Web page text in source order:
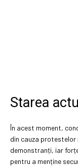
Starea
În acest moment,
din cauza
demonstranți, iar
pentru a menține